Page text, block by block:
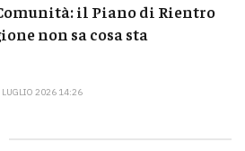
il Piano di Rientro
non sa cosa sta
LUGLIO 2026 14:26